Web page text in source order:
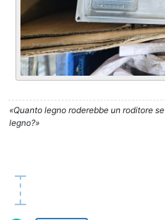
«Quanto legno roderebbe un roditore
legno?»